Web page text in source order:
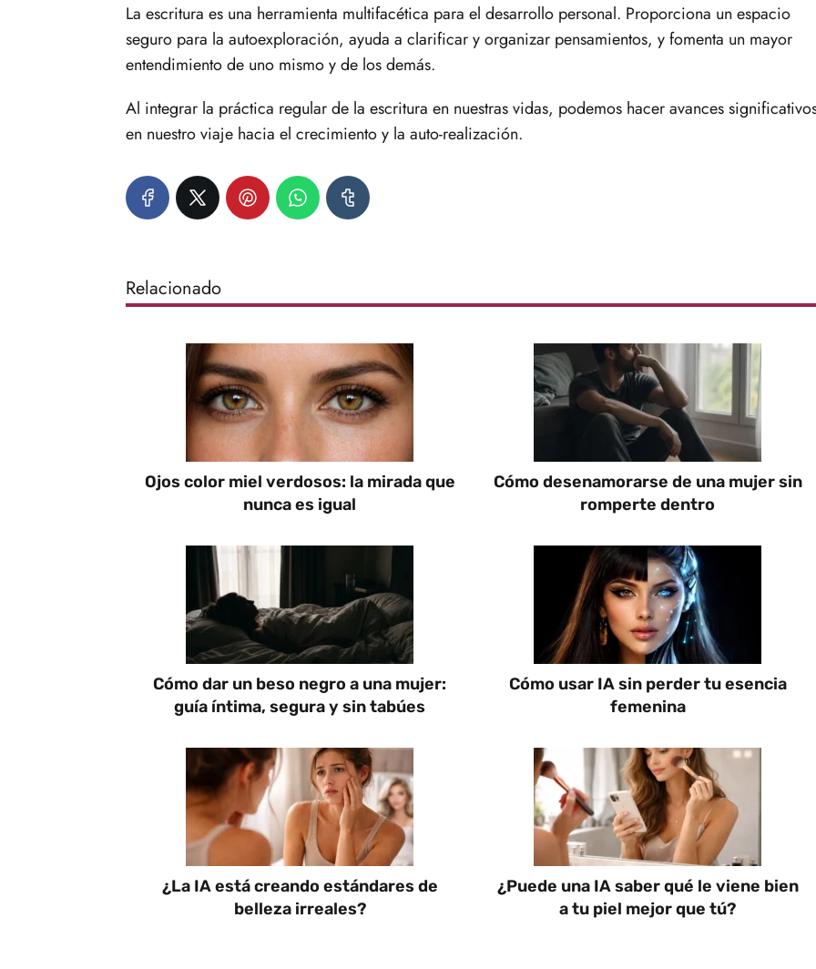
La escritura es una herramienta multifacética para el desarrollo personal. Proporciona un espacio
seguro para la autoexploración, ayuda a clarificar y organizar pensamientos, y fomenta un mayor
entendimiento de uno mismo y de los demás.
Al integrar la práctica regular de la escritura en nuestras vidas, podemos hacer avances
en nuestro viaje hacia el crecimiento y la auto-realización.
Relacionado
Ojos color miel verdosos: la mirada que
nunca es igual
Cómo desenamorarse de una mujer sin
romperte dentro
Cómo dar un beso negro a una mujer:
guía íntima, segura y sin tabúes
Cómo usar IA sin perder tu esencia
femenina
¿La IA está creando estándares de
belleza irreales?
¿Puede una IA saber qué le viene bien
a tu piel mejor que tú?